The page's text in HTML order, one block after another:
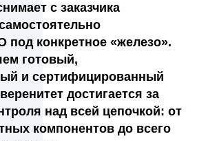
с заказчика
под конкретное «железо».
готовый,
и сертифицированный
достигается за
над всей цепочкой: от
компонентов до всего